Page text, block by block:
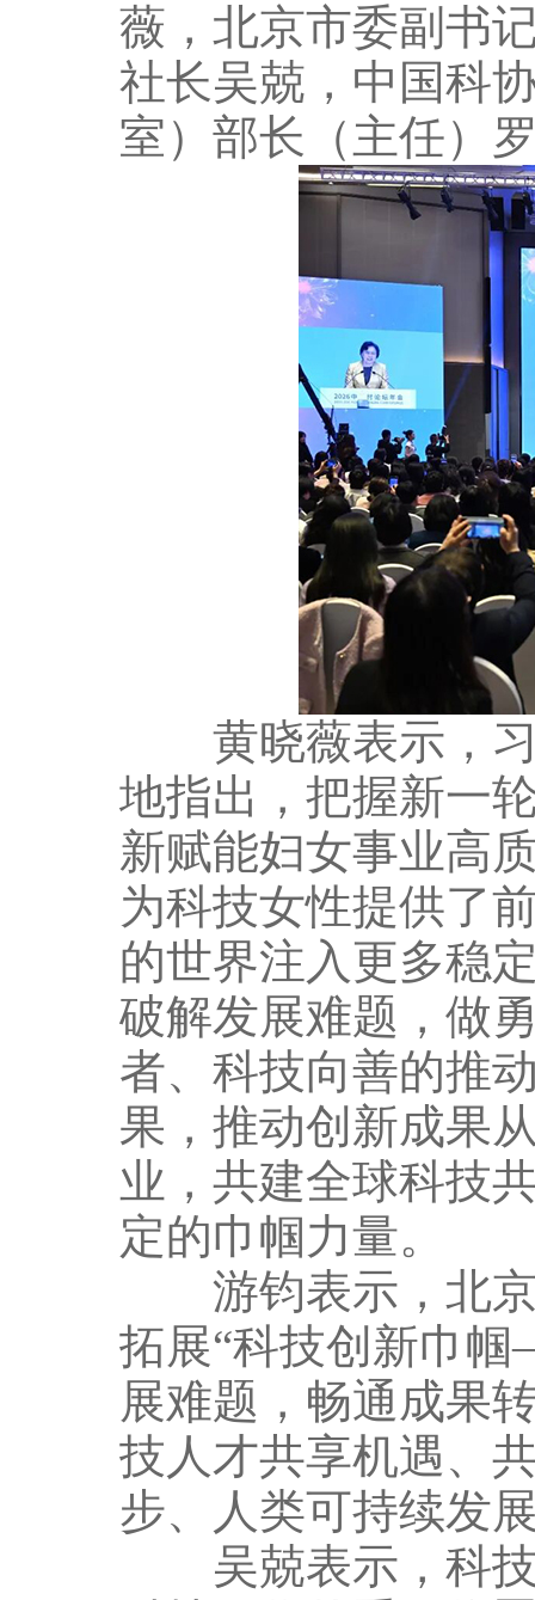
薇，北京市委副书
社长吴兢，中国科
室）部长（主任）
黄晓薇表示，习
地指出，把握新一
新赋能妇女事业高
为科技女性提供了
的世界注入更多稳
破解发展难题，做
者、科技向善的推
果，推动创新成果
业，共建全球科技
定的巾帼力量。
游钧表示，北京
拓展“科技创新巾
展难题，畅通成果
技人才共享机遇、
步、人类可持续发
吴兢表示，科技